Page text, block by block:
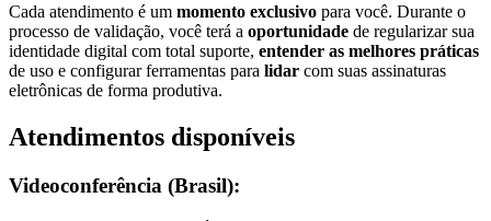
Cada atendimento é um momento exclusivo para você. Durante o
processo de validação, você terá a oportunidade de regularizar sua
identidade digital com total suporte, entender as melhores práticas
de uso e configurar ferramentas para lidar com suas assinaturas
eletrônicas de forma produtiva.
Atendimentos disponíveis
Videoconferência (Brasil):